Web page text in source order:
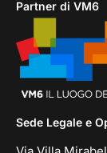
Partner di VM6
Sede Legale e